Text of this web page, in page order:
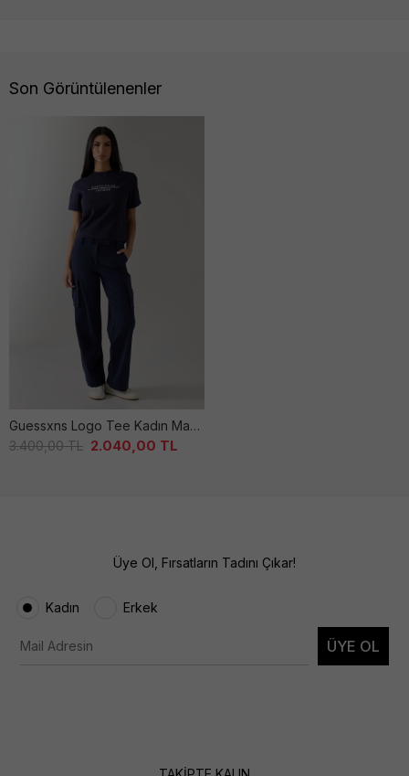
Son Görüntülenenler
Guessxns Logo Tee Kadın Mavi̇ Ti̇şört
3.400,00TL 2.040,00 TL
Üye Ol, Fırsatların Tadını Çıkar!
Kadın Erkek
ÜYE OL